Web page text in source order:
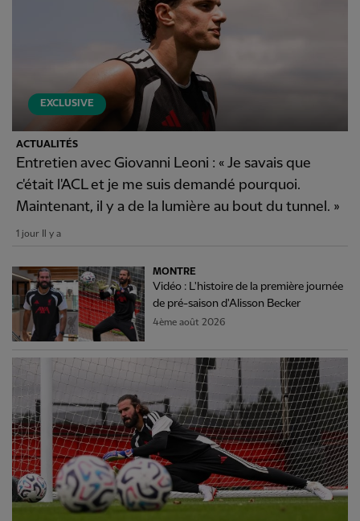
EXCLUSIVE
ACTUALITÉS
Entretien avec Giovanni Leoni : « Je savais que
c'était l'ACL et je me suis demandé pourquoi.
Maintenant, il y a de la lumière au bout du tunnel. »
1 jour Il y a
MONTRE
Vidéo : L'histoire de la première journée
de pré-saison d'Alisson Becker
4ème août 2026